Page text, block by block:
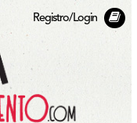
Registro/Login